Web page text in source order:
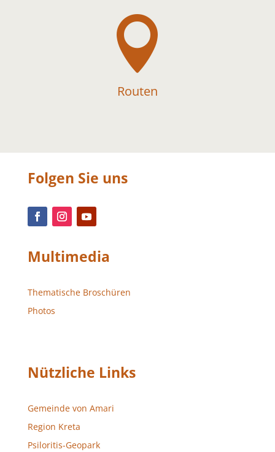

Routen
Folgen Sie uns
Multimedia
Thematische Broschüren
Photos
Nützliche Links
Gemeinde von Amari
Region Kreta
Psiloritis-Geopark